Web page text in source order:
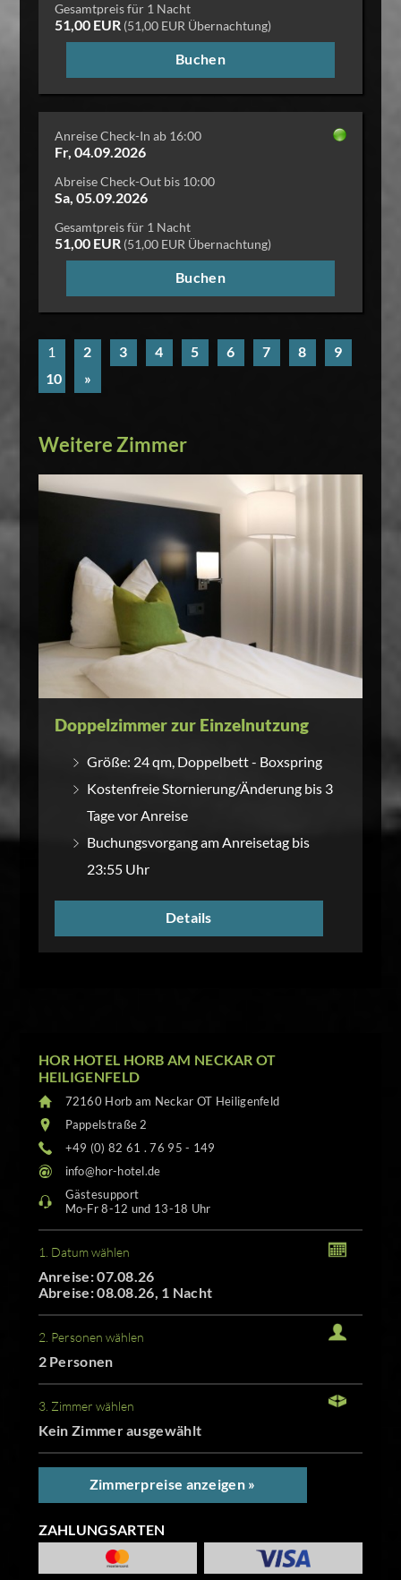
Gesamtpreis für 1 Nacht
51,00 EUR(51,00 EUR Übernachtung)
Buchen
Anreise Check-In ab 16:00
Fr, 04.09.2026
Abreise Check-Out bis 10:00
Sa, 05.09.2026
Gesamtpreis für 1 Nacht
51,00 EUR(51,00 EUR Übernachtung)
Buchen
1 2 3 4 5 6 7 8
9
10
»
Weitere Zimmer
Doppelzimmer zur Einzelnutzung
Größe: 24 qm, Doppelbett - Boxspring
Kostenfreie Stornierung/Änderung bis 3
Tage vor Anreise
Buchungsvorgang am Anreisetag bis
23:55 Uhr
Details
HOR HOTEL HORB AM NECKAR OT
HEILIGENFELD
72160 Horb am Neckar OT Heiligenfeld
Pappelstraße 2
+49 (0) 82 61 . 76 95 - 149
info@hor-hotel.de
Gästesupport
Mo-Fr 8-12 und 13-18 Uhr
1. Datum wählen
Anreise: 07.08.26
Abreise: 08.08.26, 1 Nacht
2. Personen wählen
2 Personen
3. Zimmer wählen
Kein Zimmer ausgewählt
Zimmerpreise anzeigen »
ZAHLUNGSARTEN